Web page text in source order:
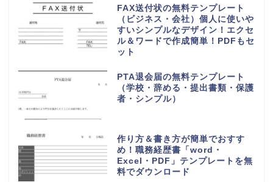
FAX送付状の無料テンプレート
（ビジネス・会社）個人に使いや
すいシンプルなデザイン！エクセ
ル＆ワードで作成簡単！PDFもセ
ット
PTA退会届の無料テンプレート
（学校・辞める・提出書類・保護
者・シンプル）
作り方＆書き方が簡単でおすす
め！職務経歴書「word・
Excel・PDF」テンプレートを無
料でダウンロード